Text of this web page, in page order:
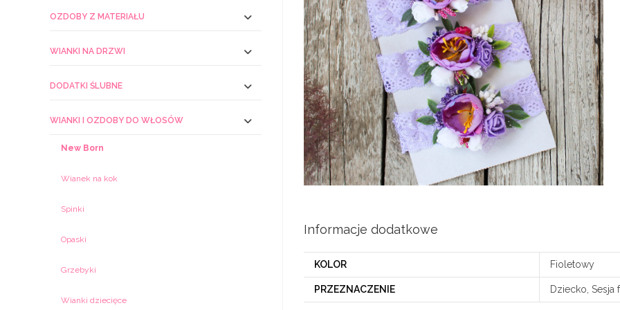
Informacje dodatkowe
KOLOR Fioletowy
PRZEZNACZENIE Dziecko, Sesja
OZDOBY Z MATERIAŁU
WIANKI NA DRZWI
DODATKI ŚLUBNE
WIANKI I OZDOBY DO WŁOSÓW
New Born
Wianek na kok
Spinki
Opaski
Grzebyki
Wianki dziecięce